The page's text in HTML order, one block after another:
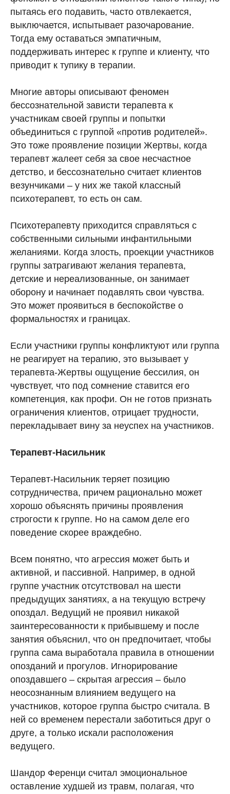
пытаясь его подавить, часто отвлекается,
выключается, испытывает разочарование.
Тогда ему оставаться эмпатичным,
поддерживать интерес к группе и клиенту, что
приводит к тупику в терапии.
Многие авторы описывают феномен
бессознательной зависти терапевта к
участникам своей группы и попытки
объединиться с группой «против родителей».
Это тоже проявление позиции Жертвы, когда
терапевт жалеет себя за свое несчастное
детство, и бессознательно считает клиентов
везунчиками – у них же такой классный
психотерапевт, то есть он сам.
Психотерапевту приходится справляться с
собственными сильными инфантильными
желаниями. Когда злость, проекции участников
группы затрагивают желания терапевта,
детские и нереализованные, он занимает
оборону и начинает подавлять свои чувства.
Это может проявиться в беспокойстве о
формальностях и границах.
Если участники группы конфликтуют или группа
не реагирует на терапию, это вызывает у
терапевта-Жертвы ощущение бессилия, он
чувствует, что под сомнение ставится его
компетенция, как профи. Он не готов признать
ограничения клиентов, отрицает трудности,
перекладывает вину за неуспех на участников.
Терапевт-Насильник
Терапевт-Насильник теряет позицию
сотрудничества, причем рационально может
хорошо объяснять причины проявления
строгости к группе. Но на самом деле его
поведение скорее враждебно.
Всем понятно, что агрессия может быть и
активной, и пассивной. Например, в одной
группе участник отсутствовал на шести
предыдущих занятиях, а на текущую встречу
опоздал. Ведущий не проявил никакой
заинтересованности к прибывшему и после
занятия объяснил, что он предпочитает, чтобы
группа сама выработала правила в отношении
опозданий и прогулов. Игнорирование
опоздавшего – скрытая агрессия – было
неосознанным влиянием ведущего на
участников, которое группа быстро считала. В
ней со временем перестали заботиться друг о
друге, а только искали расположения
ведущего.
Шандор Ференци считал эмоциональное
оставление худшей из травм, полагая, что